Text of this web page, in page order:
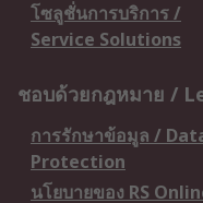
โซลูชั่นการบริการ /
Service Solutions
ชอบด้วยกฎหมาย /
การรักษาข้อมูล /
Protection
นโยบายของ RS